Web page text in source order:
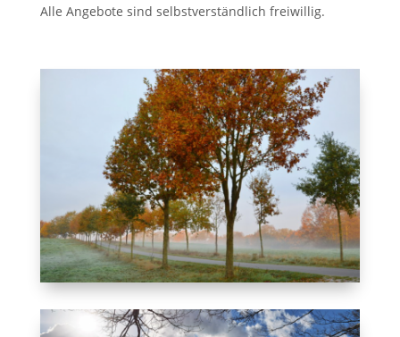
Alle Angebote sind selbstverständlich freiwillig.